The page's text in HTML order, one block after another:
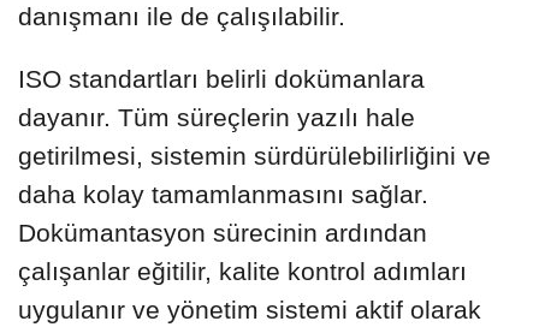
danışmanı ile de çalışılabilir.
ISO standartları belirli dokümanlara
dayanır. Tüm süreçlerin yazılı hale
getirilmesi, sistemin sürdürülebilirliğini ve
daha kolay tamamlanmasını sağlar.
Dokümantasyon sürecinin ardından
çalışanlar eğitilir, kalite kontrol adımları
uygulanır ve yönetim sistemi aktif olarak